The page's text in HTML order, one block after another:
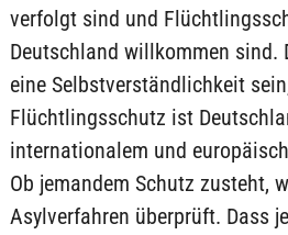
verfolgt sind und
Deutschland willkommen sind.
eine Selbstverständlichkeit
Flüchtlingsschutz ist
internationalem und
Ob jemandem Schutz zusteht,
Asylverfahren überprüft. Dass